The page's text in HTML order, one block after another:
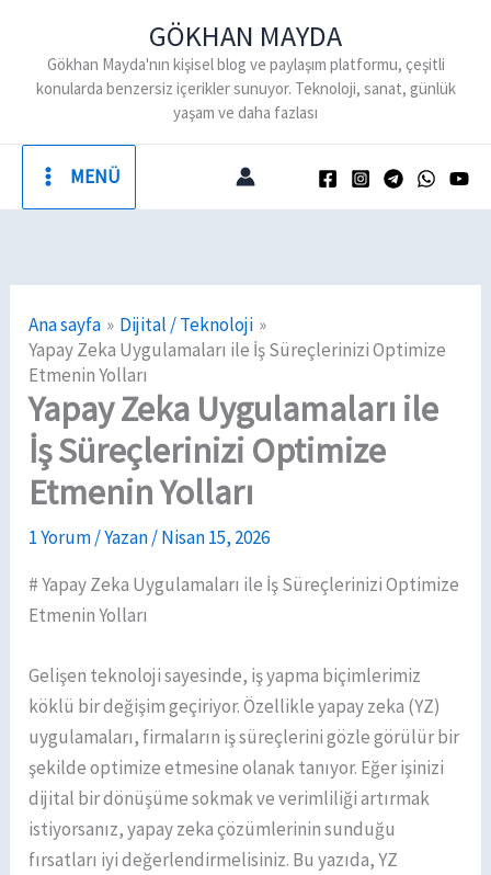
GÖKHAN MAYDA
Gökhan Mayda'nın kişisel blog ve paylaşım platformu, çeşitli
konularda benzersiz içerikler sunuyor. Teknoloji, sanat, günlük
yaşam ve daha fazlası
MENÜ
Ana sayfa
Dijital / Teknoloji
Yapay Zeka Uygulamaları ile İş Süreçlerinizi Optimize
Etmenin Yolları
Yapay Zeka Uygulamaları ile
İş Süreçlerinizi Optimize
Etmenin Yolları
1 Yorum/ Yazan/Nisan 15, 2026
# Yapay Zeka Uygulamaları ile İş Süreçlerinizi Optimize
Etmenin Yolları
Gelişen teknoloji sayesinde, iş yapma biçimlerimiz
köklü bir değişim geçiriyor. Özellikle yapay zeka (YZ)
uygulamaları, firmaların iş süreçlerini gözle görülür bir
şekilde optimize etmesine olanak tanıyor. Eğer işinizi
dijital bir dönüşüme sokmak ve verimliliği artırmak
istiyorsanız, yapay zeka çözümlerinin sunduğu
fırsatları iyi değerlendirmelisiniz. Bu yazıda, YZ